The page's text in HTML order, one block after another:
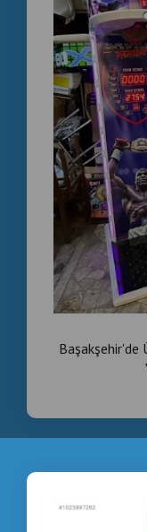
Başakşehir'de